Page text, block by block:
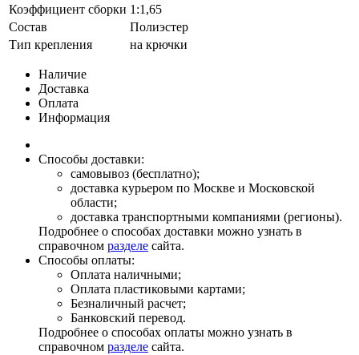
Коэффициент сборки 1:1,65
Состав
Полиэстер
Тип крепления
на крючки
Наличие
Доставка
Оплата
Информация
Способы доставки:
самовывоз (бесплатно);
доставка курьером по Москве и Московской
области;
доставка транспортными компаниями (регионы).
Подробнее о способах доставки можно узнать в
справочном разделе сайта.
Способы оплаты:
Оплата наличными;
Оплата пластиковыми картами;
Безналичный расчет;
Банковский перевод.
Подробнее о способах оплаты можно узнать в
справочном разделе сайта.